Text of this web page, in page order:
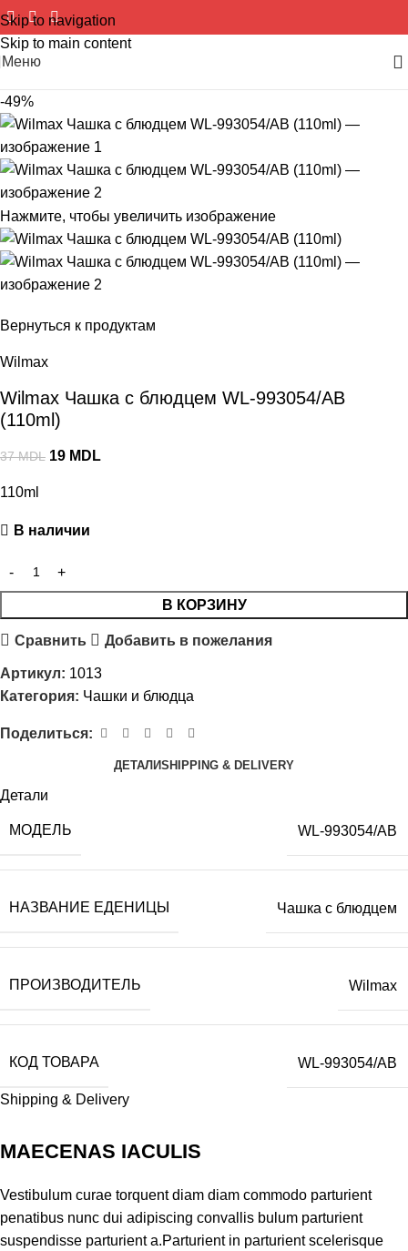
Skip to navigation
Skip to main content
Меню
-49%
Нажмите, чтобы увеличить изображение
Вернуться к продуктам
Wilmax
Wilmax Чашка с блюдцем WL-993054/AB
(110ml)
37MDL 19 MDL
110ml
В наличии
В КОРЗИНУ
Сравнить Добавить в пожелания
Артикул: 1013
Категория: Чашки и блюдца
Поделиться:
ДЕТАЛИSHIPPING & DELIVERY
Детали
МОДЕЛЬ WL-993054/AB
НАЗВАНИЕ ЕДЕНИЦЫ Чашка с блюдцем
ПРОИЗВОДИТЕЛЬ Wilmax
КОД ТОВАРА WL-993054/AB
Shipping & Delivery
MAECENAS IACULIS
Vestibulum curae torquent diam diam commodo parturient
penatibus nunc dui adipiscing convallis bulum parturient
suspendisse parturient a.Parturient in parturient scelerisque